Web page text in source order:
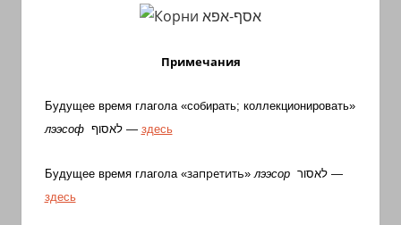
Примечания
Будущее время глагола «собирать; коллекционировать»
лээсоф לאסוף— здесь
Будущее время глагола «запретить» лээсор לאסור—
здесь